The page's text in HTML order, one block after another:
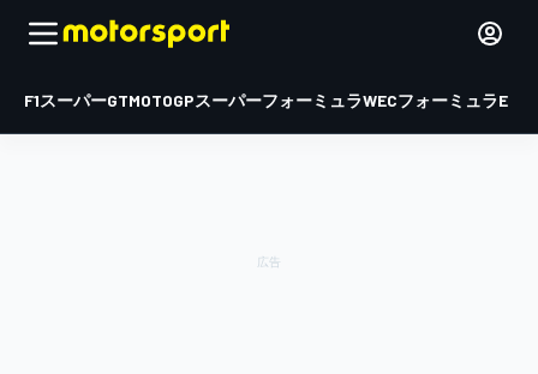
F1スーパーGTMOTOGPスーパーフォーミュラWECフォーミュラE